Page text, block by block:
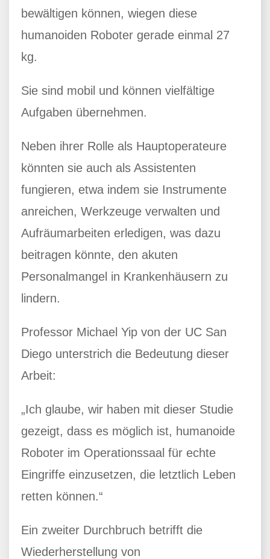
bewältigen können, wiegen diese
humanoiden Roboter gerade einmal 27
kg.
Sie sind mobil und können vielfältige
Aufgaben übernehmen.
Neben ihrer Rolle als Hauptoperateure
könnten sie auch als Assistenten
fungieren, etwa indem sie Instrumente
anreichen, Werkzeuge verwalten und
Aufräumarbeiten erledigen, was dazu
beitragen könnte, den akuten
Personalmangel in Krankenhäusern zu
lindern.
Professor Michael Yip von der UC San
Diego unterstrich die Bedeutung dieser
Arbeit:
„Ich glaube, wir haben mit dieser Studie
gezeigt, dass es möglich ist, humanoide
Roboter im Operationssaal für echte
Eingriffe einzusetzen, die letztlich Leben
retten können.“
Ein zweiter Durchbruch betrifft die
Wiederherstellung von